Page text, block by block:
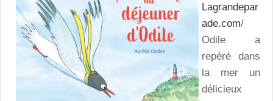
Lagrandepar
ade.com/
Odile a
repéré dans
la mer un
délicieux